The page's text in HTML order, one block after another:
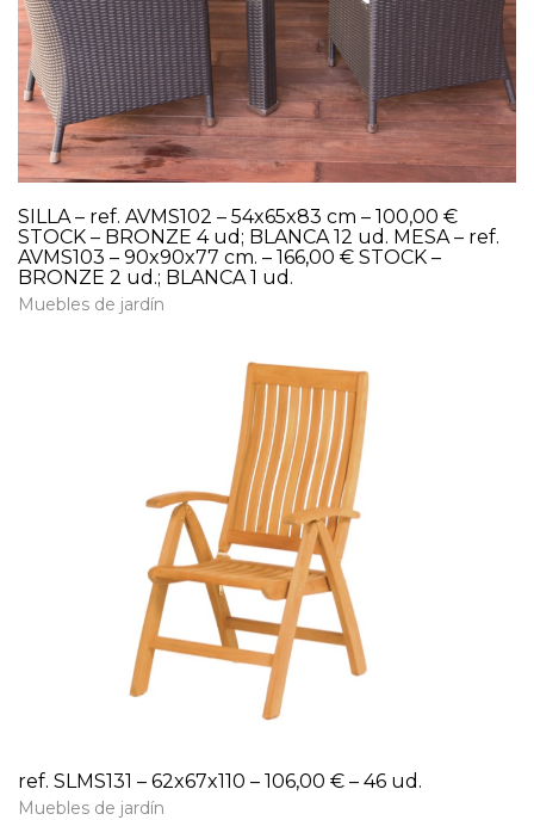
SILLA – ref. AVMS102 – 54x65x83 cm – 100,00 €
STOCK – BRONZE 4 ud; BLANCA 12 ud. MESA – ref.
AVMS103 – 90x90x77 cm. – 166,00 € STOCK –
BRONZE 2 ud.; BLANCA 1 ud.
Muebles de jardín
ref. SLMS131 – 62x67x110 – 106,00 € – 46 ud.
Muebles de jardín